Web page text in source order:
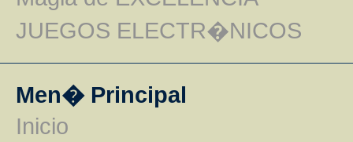
JUEGOS ELECTR�NICOS
Men� Principal
Inicio